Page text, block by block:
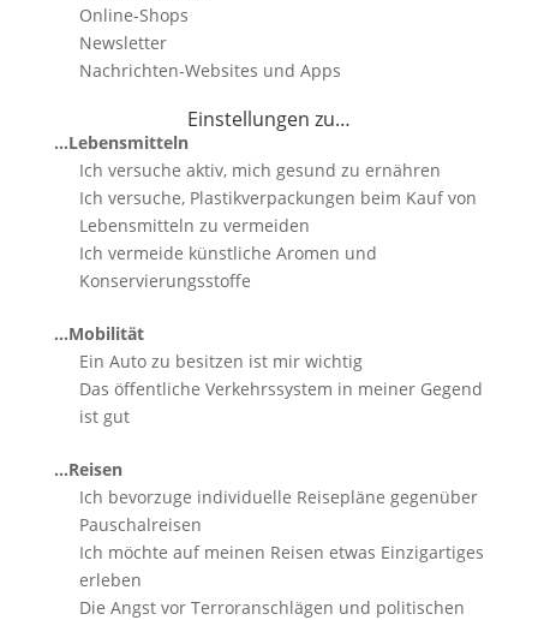
Online-Shops
Newsletter
Nachrichten-Websites und Apps
Einstellungen zu…
…Lebensmitteln
Ich versuche aktiv, mich gesund zu ernähren
Ich versuche, Plastikverpackungen beim Kauf von
Lebensmitteln zu vermeiden
Ich vermeide künstliche Aromen und
Konservierungsstoffe
…Mobilität
Ein Auto zu besitzen ist mir wichtig
Das öffentliche Verkehrssystem in meiner Gegend
ist gut
…Reisen
Ich bevorzuge individuelle Reisepläne gegenüber
Pauschalreisen
Ich möchte auf meinen Reisen etwas Einzigartiges
erleben
Die Angst vor Terroranschlägen und politischen